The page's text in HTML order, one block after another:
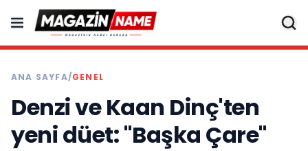
ANA SAYFA/GENEL
Denzi ve Kaan Dinç'ten
yeni düet: "Başka Çare"